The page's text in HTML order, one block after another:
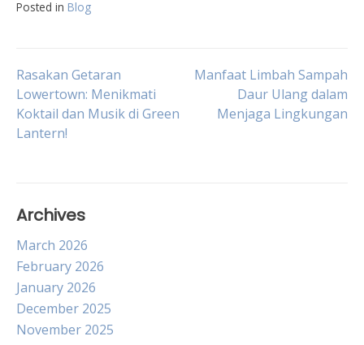
Posted in Blog
Post
navigation
Rasakan Getaran
Lowertown: Menikmati
Koktail dan Musik di Green
Lantern!
Manfaat Limbah Sampah
Daur Ulang dalam
Menjaga Lingkungan
Archives
March 2026
February 2026
January 2026
December 2025
November 2025